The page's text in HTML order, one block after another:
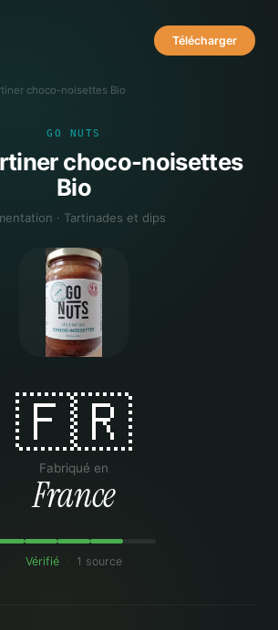
Télécharger
choco-noisettes Bio
GO NUTS
choco-noisettes
Bio
· Tartinades et dips
🇫🇷
Fabriqué en
France
Vérifié 1 source